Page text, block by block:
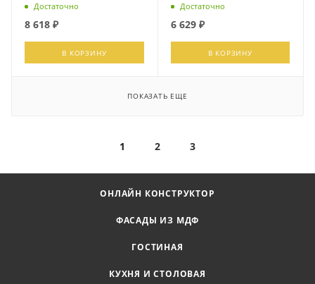
Достаточно
8 618 ₽
В КОРЗИНУ
Достаточно
6 629₽
В КОРЗИНУ
ПОКАЗАТЬ ЕЩЕ
1 2 3
ОНЛАЙН КОНСТРУКТОР
ФАСАДЫ ИЗ МДФ
ГОСТИНАЯ
КУХНЯ И СТОЛОВАЯ